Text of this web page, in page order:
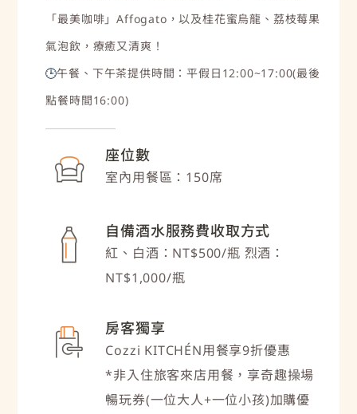
「最美咖啡」Affogato，以及桂花蜜烏龍、荔枝莓果
氣泡飲，療癒又清爽！
🕒午餐、下午茶提供時間：平假日12:00~17:00(最後
點餐時間16:00)
座位數
室內用餐區：150席
自備酒水服務費收取方式
紅、白酒：NT$500/瓶 烈酒：
NT$1,000/瓶
房客獨享
Cozzi KITCHÉN用餐享9折優惠
*非入住旅客來店用餐，享奇趣操場
暢玩券(一位大人+一位小孩)加購優